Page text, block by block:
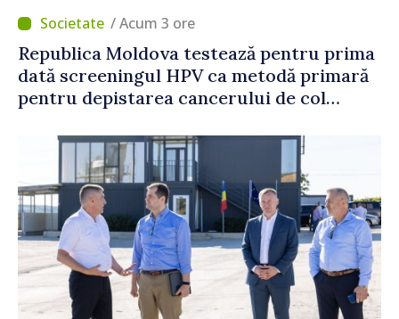
/ Acum 3 ore
Republica Moldova testează pentru prima
dată screeningul HPV ca metodă primară
pentru depistarea cancerului de col